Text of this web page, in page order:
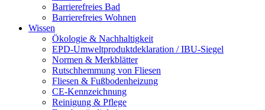
Barrierefreies Bad
Barrierefreies Wohnen
Wissen
Ökologie & Nachhaltigkeit
EPD-Umweltproduktdeklaration / IBU-Siegel
Normen & Merkblätter
Rutschhemmung von Fliesen
Fliesen & Fußbodenheizung
CE-Kennzeichnung
Reinigung & Pflege